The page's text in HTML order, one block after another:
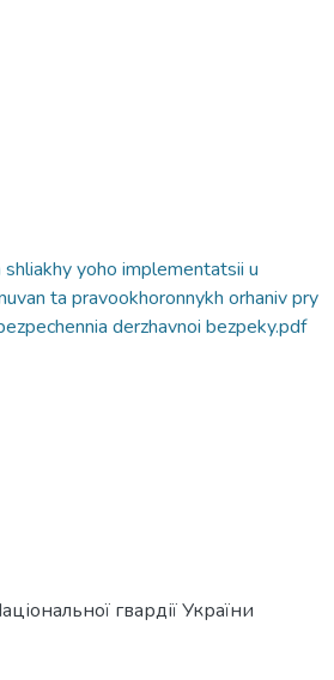
yoho implementatsii u
ta pravookhoronnykh orhaniv pry
derzhavnoi bezpeky.pdf
гвардії України